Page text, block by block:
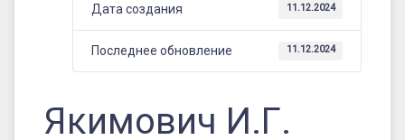
Дата создания 11.12.2024
Последнее обновление 11.12.2024
Якимович И.Г.